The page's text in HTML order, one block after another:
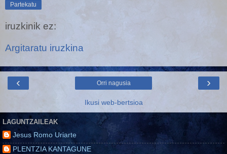
Partekatu
iruzkinik ez:
Argitaratu iruzkina
‹ ›
Orri nagusia
Ikusi web-bertsioa
LAGUNTZAILEAK
Jesus Romo Uriarte
PLENTZIA KANTAGUNE